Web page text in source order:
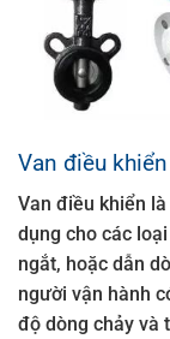
Van điều
Van điều khiển
dụng cho các
ngắt, hoặc dẫn
người vận hành
độ dòng chảy và